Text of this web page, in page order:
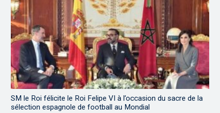
SM le Roi félicite le Roi Felipe VI à l’occasion du sacre de la
sélection espagnole de football au Mondial